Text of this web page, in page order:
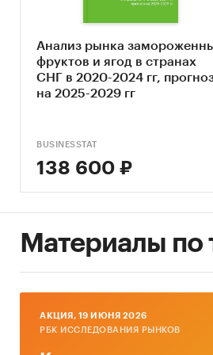
• Конкурентный анализ на
замороженных овощей и
картофеля) в России
• Анализ внешнеторговых
замороженных овощей и
картофеля)
грибов (кроме картофеля)
• Ценовой анализ
привлекательности рынка
• Прогноз развития рынка
Анализ рынка
фруктов и ягод в странах
СНГ в 2020-2024 гг,
на 2025-2029 гг
BUSINESSTAT
138 600 ₽
Материалы по
AКЦИЯ, 19 ИЮНЯ 2026
РБК ИССЛЕДОВАНИЯ РЫНКОВ